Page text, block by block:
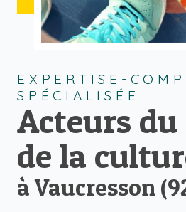
EXPERTISE-
SPÉCIALISÉE
Acteurs
de la
à Vaucresson